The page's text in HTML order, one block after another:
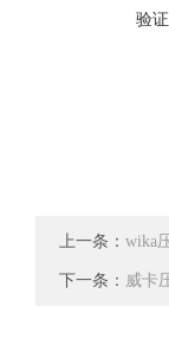
验
上一条： wika
下一条： 威卡